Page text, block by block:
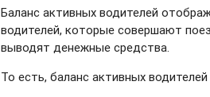
Баланс активных водителей
водителей, которые совершают
выводят денежные средства.
То есть, баланс активных